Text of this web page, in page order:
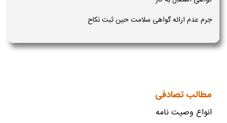
جرم عدم ارائه گواهی سلامت حین ثبت نکاح
مطالب تصادفی
انواع وصیت نامه